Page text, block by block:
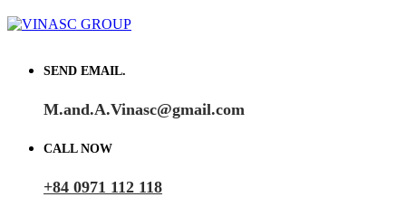
SEND EMAIL.
M.and.A.Vinasc@gmail.com
CALL NOW
+84 0971 112 118